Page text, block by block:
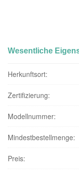
Wesentliche
Herkunftsort:
Zertifizierung:
Modellnummer:
Mindestbestellmenge:
Preis: